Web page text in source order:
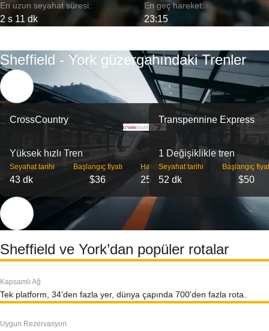
En uzun seyahat süresi:
2 s 11 dk
En geç hareket:
23:15
Sheffield - York güzergahındaki Trenler
CrossCountry
Yüksek hızlı Tren
Seyahat tarihi
43 dk
Başlangıç ​​fiyatı
$36
Hareket
25
Transpennine Express
1 Değişiklikle tren
Seyahat tarihi
52 dk
Başlangıç
$50
Sheffield ve York’dan popüler rotalar
Kapsamlı Ağ
Tek platform, 34'den fazla yer, dünya çapında 700'den fazla rota.
Uygun Rezervasyon